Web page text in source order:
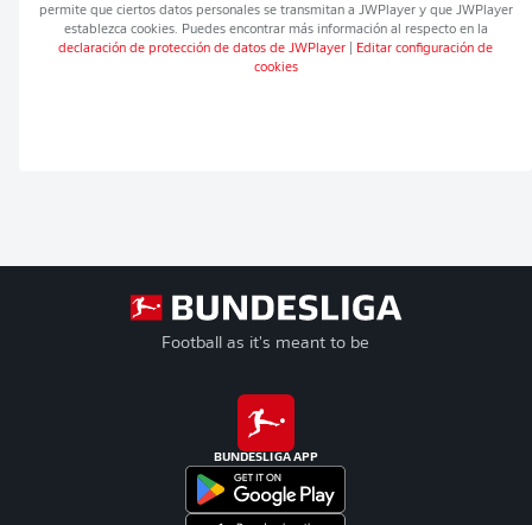
permite que ciertos datos personales se transmitan a JWPlayery que JWPlayer
establezca cookies. Puedes encontrar más información al respecto en la
declaración de protección de datos de JWPlayer
Editar configuración de
cookies
Football as it's meant to be
BUNDESLIGA APP